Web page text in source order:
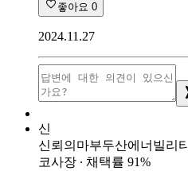
좋아요 0
2024.11.27
신
신뢰의마부두산에너빌리티
코사장 ∙ 채택률 91%